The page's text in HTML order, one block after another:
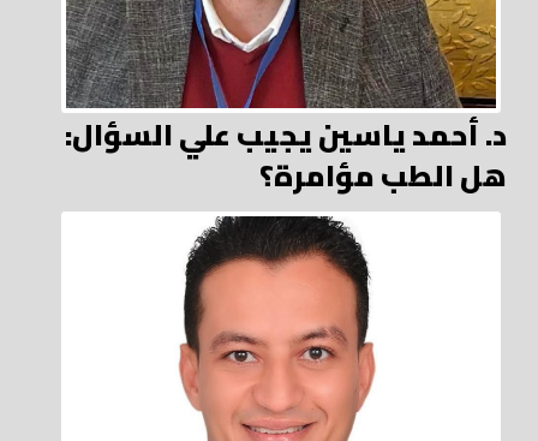
د. أحمد ياسين يجيب علي السؤال:
هل الطب مؤامرة؟